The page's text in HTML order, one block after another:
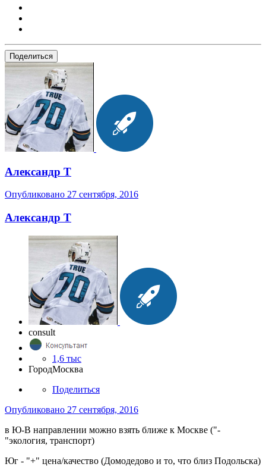
Поделиться
Александр Т
Опубликовано 27 сентября, 2016
Александр Т
consult
1,6 тыс
ГородМосква
Поделиться
Опубликовано 27 сентября, 2016
в Ю-В направлении можно взять ближе к Москве ("-
"экология, транспорт)
Юг - "+" цена/качество (Домодедово и то, что близ Подольска)